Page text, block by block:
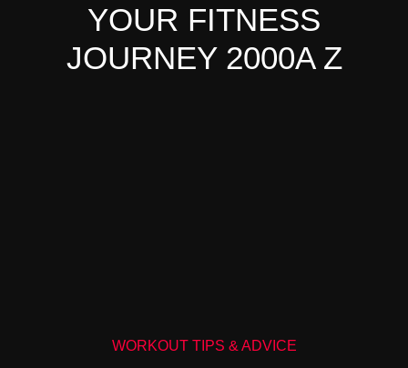
YOUR FITNESS
JOURNEY 2000A Z
WORKOUT TIPS & ADVICE